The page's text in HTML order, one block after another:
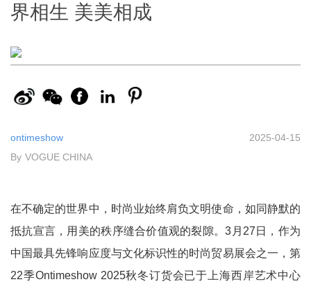
界相生 美美相成
ontimeshow
2025-04-15
By VOGUE CHINA
在不确定的世界中，时尚业始终肩负文明使命，如同静默的
抵抗宣言，用美的秩序缝合价值观的裂隙。3月27日，作为
中国最具先锋响应度与文化标识性的时尚贸易展会之一，第
22季Ontimeshow 2025秋冬订货会已于上海西岸艺术中心